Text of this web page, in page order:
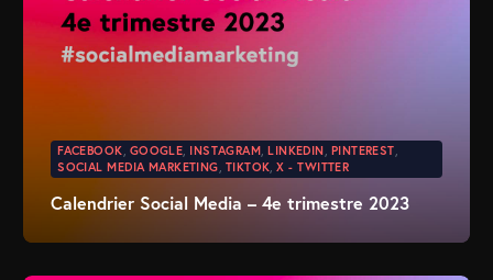
FACEBOOK, GOOGLE, INSTAGRAM,LINKEDIN, PINTEREST,
SOCIAL MEDIA MARKETING, TIKTOK,X - TWITTER
Calendrier Social Media – 4e trimestre 2023